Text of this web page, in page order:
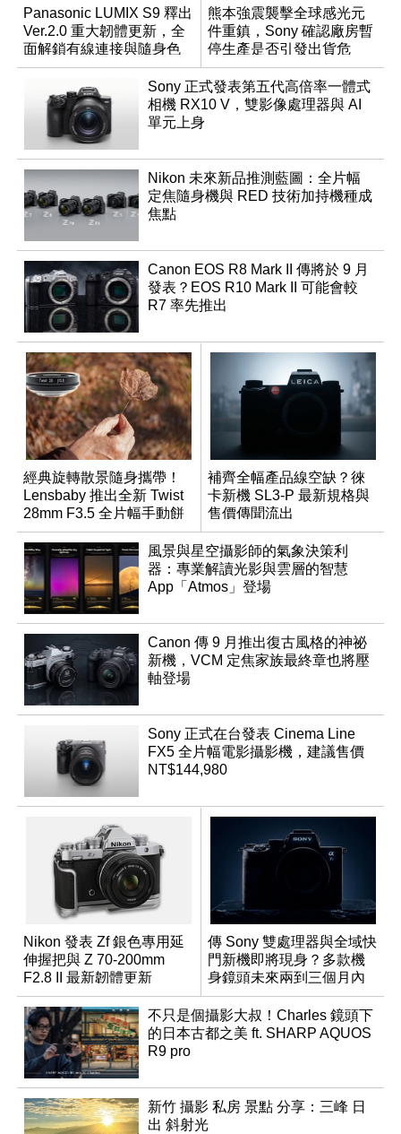
Panasonic LUMIX S9 釋出
Ver.2.0 重大韌體更新，全
面解鎖有線連接與隨身色
調編輯
熊本強震襲擊全球感光元
件重鎮，Sony 確認廠房暫
停生產是否引發出貨危
機？
Sony 正式發表第五代高倍率一體式
相機 RX10 V，雙影像處理器與 AI
單元上身
Nikon 未來新品推測藍圖：全片幅
定焦隨身機與 RED 技術加持機種成
焦點
Canon EOS R8 Mark II 傳將於 9 月
發表？EOS R10 Mark II 可能會較
R7 率先推出
經典旋轉散景隨身攜帶！
Lensbaby 推出全新 Twist
28mm F3.5 全片幅手動餅
乾鏡
補齊全幅產品線空缺？徠
卡新機 SL3-P 最新規格與
售價傳聞流出
風景與星空攝影師的氣象決策利
器：專業解讀光影與雲層的智慧
App「Atmos」登場
Canon 傳 9 月推出復古風格的神祕
新機，VCM 定焦家族最終章也將壓
軸登場
Sony 正式在台發表 Cinema Line
FX5 全片幅電影攝影機，建議售價
NT$144,980
Nikon 發表 Zf 銀色專用延
伸握把與 Z 70-200mm
F2.8 II 最新韌體更新
傳 Sony 雙處理器與全域快
門新機即將現身？多款機
身鏡頭未來兩到三個月內
有望登場
不只是個攝影大叔！Charles 鏡頭下
的日本古都之美 ft. SHARP AQUOS
R9 pro
新竹 攝影 私房 景點 分享：三峰 日
出 斜射光